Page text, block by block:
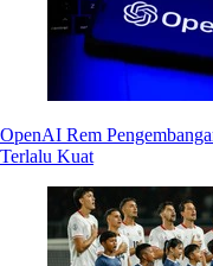
OpenAI Rem
Terlalu Kuat